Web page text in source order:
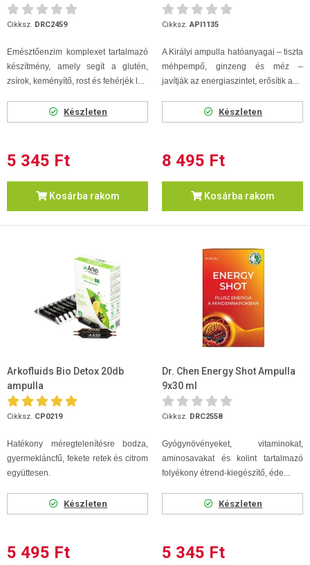
Cikksz. DRC2459
Emésztőenzim komplexet tartalmazó
készítmény, amely segít a glutén,
zsírok, keményítő, rost és fehérjék l...
Készleten
5 345 Ft
Kosárba rakom
Cikksz.API1135
A Királyi ampulla hatóanyagai – tiszta
méhpempő, ginzeng és méz –
javítják az energiaszintet, erősítik a...
Készleten
8 495 Ft
Kosárba rakom
Arkofluids Bio Detox 20db
ampulla
Cikksz. CP0219
Hatékony méregtelenítésre bodza,
gyermekláncfű, fekete retek és citrom
együttesen.
Készleten
5 495 Ft
Dr. Chen Energy Shot Ampulla
9x30 ml
Cikksz. DRC2558
Gyógynövényeket, vitaminokat,
aminosavakat és kolint tartalmazó
folyékony étrend-kiegészítő, éde...
Készleten
5 345 Ft